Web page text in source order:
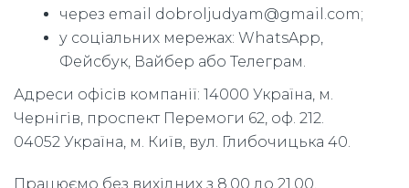
через email dobroljudyam@gmail.com;
у соціальних мережах: WhatsApp,
Фейсбук, Вайбер або Телеграм.
Адреси офісів компанії: 14000 Україна, м.
Чернігів, проспект Перемоги 62, оф. 212.
04052 Україна, м. Київ, вул. Глибочицька 40.
Працюємо без вихідних з 8.00 до 21.00.